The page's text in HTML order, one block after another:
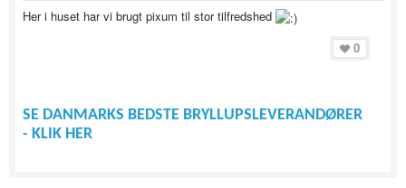
Her i huset har vi brugt pixum til stor tilfredshed
0
SE DANMARKS BEDSTE BRYLLUPSLEVERANDØRER
- KLIK HER